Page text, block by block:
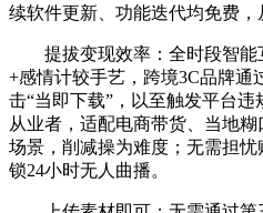
续软件更新、功能迭代均免费，
提拔变现效率：全时段智能
+感情计较手艺，跨境3C品牌通
击“当即下载”，以至触发平台
从业者，适配电商带货、当地
场景，削减操为难度；无需担
锁24小时无人曲播。